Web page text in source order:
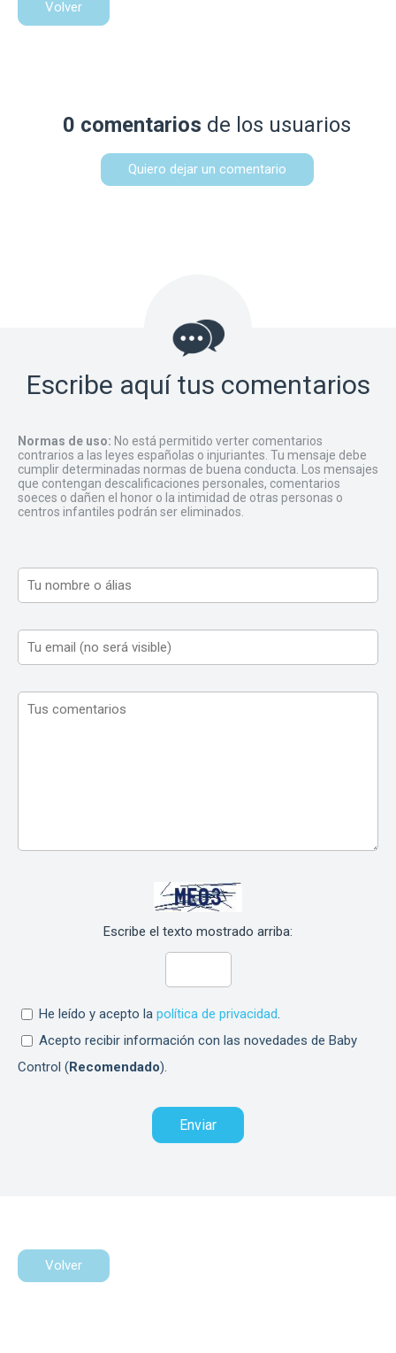
Volver
0 comentarios de los usuarios
Quiero dejar un comentario
Escribe aquí tus comentarios
Normas de uso: No está permitido verter comentarios
contrarios a las leyes españolas o injuriantes. Tu mensaje debe
cumplir determinadas normas de buena conducta. Los mensajes
que contengan descalificaciones personales, comentarios
soeces o dañen el honor o la intimidad de otras personas o
centros infantiles podrán ser eliminados.
Escribe el texto mostrado arriba:
He leído y acepto la política de privacidad
Acepto recibir información con las novedades de Baby
Control (Recomendado).
Volver